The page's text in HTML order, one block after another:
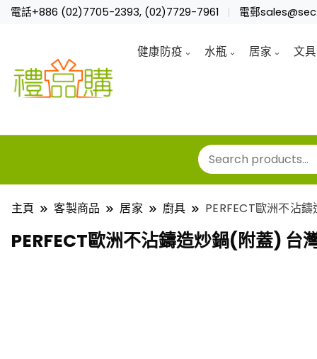
電話+886 (02)7705-2393, (02)7729-7961 電郵
健康防疫 水瓶 居家 文具
主頁 客製商品 居家 廚具 PERFECT歐洲不沾
PERFECT歐洲不沾鑄造炒鍋(附蓋) 台